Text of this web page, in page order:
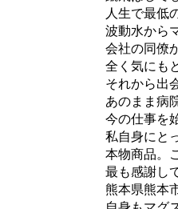
人生で最低の
波動水からマ
会社の同僚か
全く気にもと
それから出会
あのまま病院
今の仕事を始
私自身にとっ
本物商品。こ
最も感謝して
熊本県熊本市